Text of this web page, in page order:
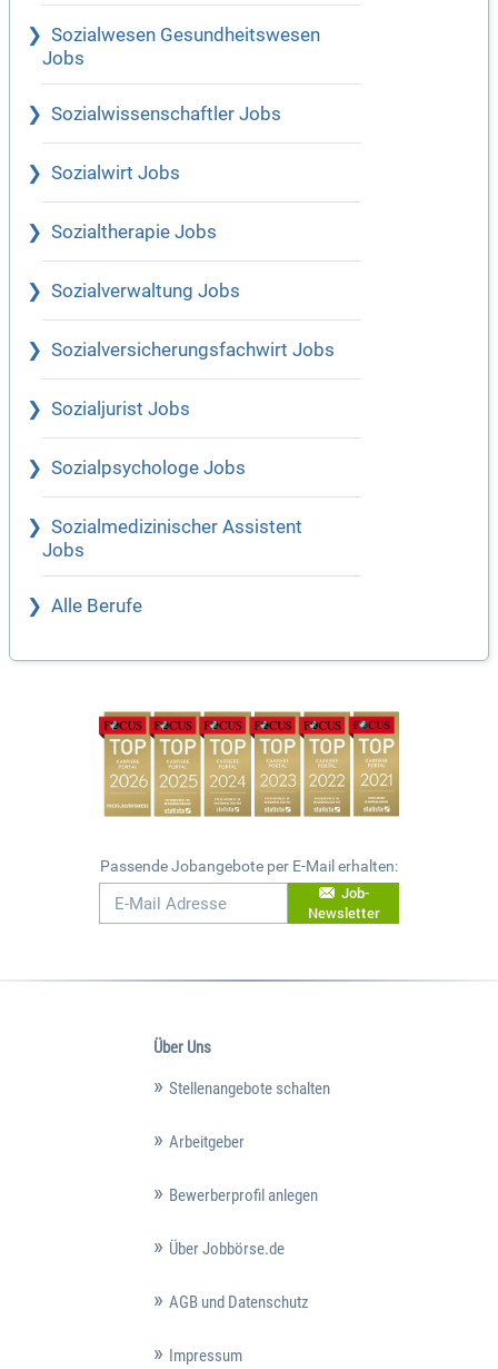
Sozialwesen Gesundheitswesen
Jobs
Sozialwissenschaftler Jobs
Sozialwirt Jobs
Sozialtherapie Jobs
Sozialverwaltung Jobs
Sozialversicherungsfachwirt Jobs
Sozialjurist Jobs
Sozialpsychologe Jobs
Sozialmedizinischer Assistent
Jobs
Alle Berufe
Passende Jobangebote per E-Mail erhalten:
Job-
Newsletter
Über Uns
Stellenangebote schalten
Arbeitgeber
Bewerberprofil anlegen
Über Jobbörse.de
AGB und Datenschutz
Impressum